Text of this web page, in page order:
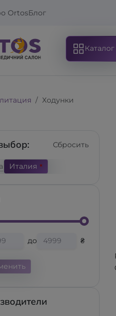
OrtosБлог
Каталог
Ходунки
Сбросить
Италия
до ₴